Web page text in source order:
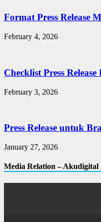
Format Press Release
February 4, 2026
Checklist Press
February 3, 2026
Press Release untuk
January 27, 2026
Media Relation – Akudigital